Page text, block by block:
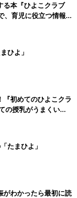
次の話
一石二鳥のニオイづわ
る本『ひよこクラブ
育児に役立つ情報が
ひよ」
『初めてのひよこクラ
の授乳がうまくい
夏のトラブル 解決テ
たまひよ」
がわかったら最初に読